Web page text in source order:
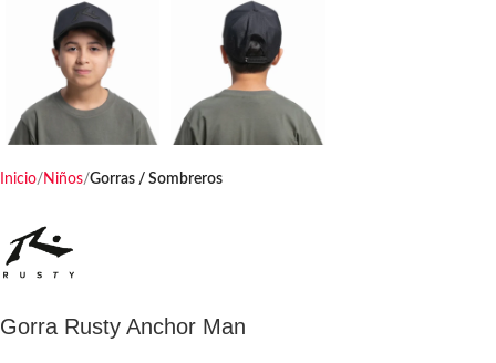
Inicio Niños Gorras / Sombreros
Gorra Rusty Anchor Man